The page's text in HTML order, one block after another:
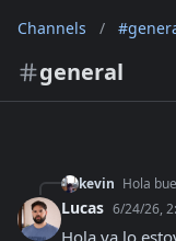
Channels /
general
kevin Hola buen día, puede
Lucas 6/24/26,
Hola ya lo